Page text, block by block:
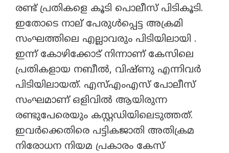
രണ്ട് പ്രതികളെ കൂടി പൊലീസ് പിടികൂടി.
ഇതോടെ നാല് പേരുൾപ്പെട്ട അക്രമി
സംഘത്തിലെ എല്ലാവരും പിടിയിലായി .
ഇന്ന് കോഴിക്കോട് നിന്നാണ് കേസിലെ
പ്രതികളായ നബീൽ, വിഷ്ണു എന്നിവർ
പിടിയിലായത്. എസ്എംഎസ് പോലീസ്
സംഘമാണ് ഒളിവിൽ ആയിരുന്ന
രണ്ടുപേരെയും കസ്റ്റഡിയിലെടുത്തത്.
ഇവർക്കെതിരെ പട്ടികജാതി അതിക്രമ
നിരോധന നിയമ പ്രകാരം കേസ്